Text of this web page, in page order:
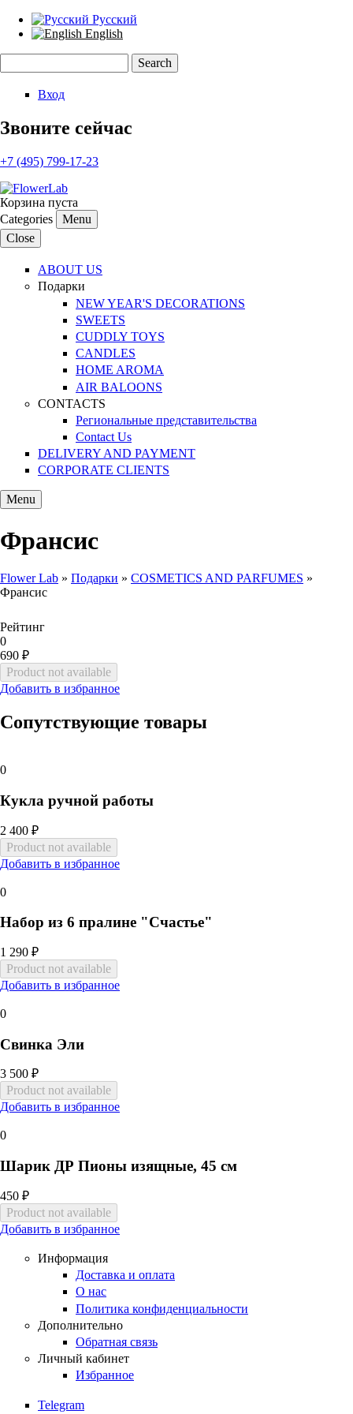
Русский
English
Search form
Вход
Звоните сейчас
+7 (495) 799-17-23
Корзина пуста
Categories
Menu
Close
ABOUT US
Подарки
NEW YEAR'S DECORATIONS
SWEETS
CUDDLY TOYS
CANDLES
HOME AROMA
AIR BALOONS
CONTACTS
Региональные представительства
Contact Us
DELIVERY AND PAYMENT
CORPORATE CLIENTS
Menu
Франсис
You are here
Flower Lab » Подарки » COSMETICS AND PARFUMES »
Франсис
Рейтинг
0
690 ₽
Добавить в избранное
Сопутствующие товары
0
Кукла ручной работы
2 400 ₽
Добавить в избранное
0
Набор из 6 пралине "Счастье"
1 290 ₽
Добавить в избранное
0
Свинка Эли
3 500 ₽
Добавить в избранное
0
Шарик ДР Пионы изящные, 45 см
450 ₽
Добавить в избранное
Информация
Доставка и оплата
О нас
Политика конфиденциальности
Дополнительно
Обратная связь
Личный кабинет
Избранное
Telegram